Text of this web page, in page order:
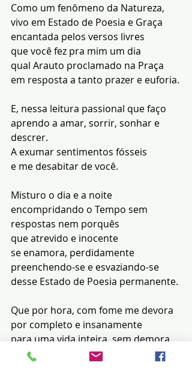
Como um fenômeno da Natureza,
vivo em Estado de Poesia e Graça
encantada pelos versos livres
que você fez pra mim um dia
qual Arauto proclamado na Praça
em resposta a tanto prazer e euforia.
E, nessa leitura passional que faço
aprendo a amar, sorrir, sonhar e
descrer.
A exumar sentimentos fósseis
e me desabitar de você.
Misturo o dia e a noite
encompridando o Tempo sem
respostas nem porquês
que atrevido e inocente
se enamora, perdidamente
preenchendo-se e esvaziando-se
desse Estado de Poesia permanente.
Que por hora, com fome me devora
por completo e insanamente
para uma vida inteira, sem demora
com exaltação e primazia